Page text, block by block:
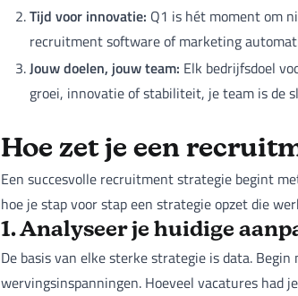
Tijd voor innovatie: Q1 is hét moment om
recruitment software of marketing
Jouw doelen, jouw team: Elk bedrijfsdoel
groei, innovatie of stabiliteit, je team is de
Hoe zet je een
Een succesvolle recruitment strategie begint
hoe je stap voor stap een strategie opzet die
1. Analyseer je huidige
De basis van elke sterke strategie is data.
wervingsinspanningen. Hoeveel vacatures had